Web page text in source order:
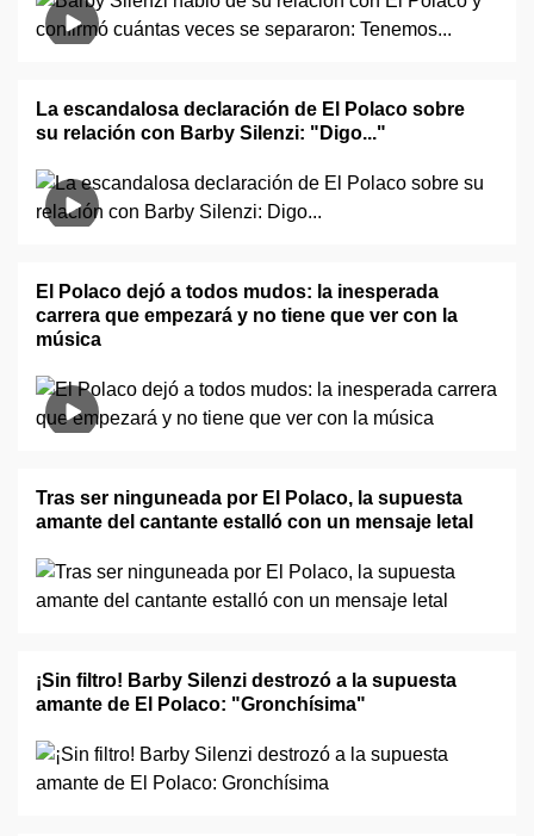
La escandalosa declaración de El Polaco sobre
su relación con Barby Silenzi: "Digo..."
El Polaco dejó a todos mudos: la inesperada
carrera que empezará y no tiene que ver con la
música
Tras ser ninguneada por El Polaco, la supuesta
amante del cantante estalló con un mensaje letal
¡Sin filtro! Barby Silenzi destrozó a la supuesta
amante de El Polaco: "Gronchísima"